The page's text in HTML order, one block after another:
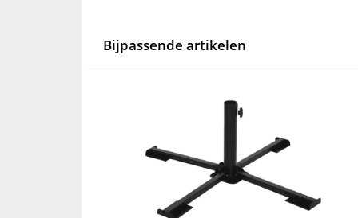
Bijpassende artikelen